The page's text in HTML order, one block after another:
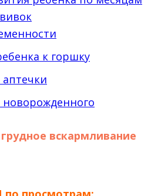
вскармливание